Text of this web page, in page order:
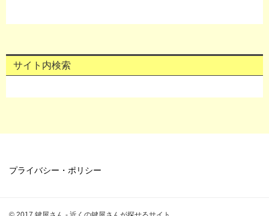
サイト内検索
プライバシー・ポリシー
© 2017 鍵屋さん - 近くの鍵屋さんが探せるサイト